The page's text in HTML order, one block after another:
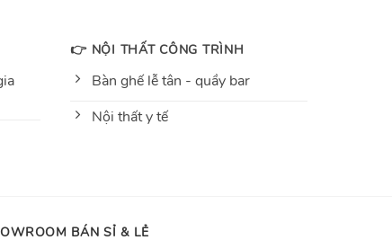
👉 NỘI THẤT CÔNG TRÌNH
Bàn ghế lễ tân - quầy bar
Nội thất y tế
BÁN SỈ & LẺ